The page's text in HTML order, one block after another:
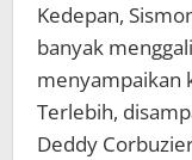
Kedepan,
banyak
menyampaikan
Terlebih,
Deddy